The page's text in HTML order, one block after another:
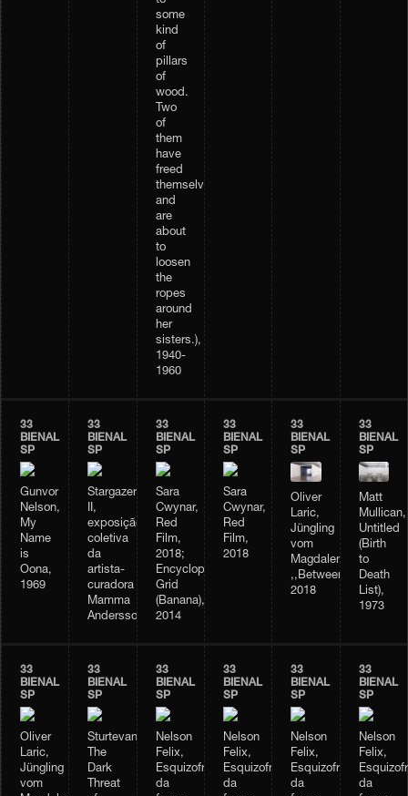
some
kind
of
pillars
of
wood.
Two
of
them
have
freed
themselves,
and
are
about
to
loosen
the
ropes
around
her
sisters.),
1940-
1960
33
BIENAL
SP
Gunvor
Nelson,
My
Name
is
Oona,
1969
33
BIENAL
SP
Stargazer
II,
exposição
coletiva
da
artista-
curadora
Mamma
Andersson
33
BIENAL
SP
Sara
Cwynar,
Red
Film,
2018;
Encyclopedia
Grid
(Banana),
2014
33
BIENAL
SP
Sara
Cwynar,
Red
Film,
2018
33
BIENAL
SP
Oliver
Laric,
Jüngling
vom
Magdalensberg;
,,Betweenness”,
2018
33
BIENAL
SP
Matt
Mullican,
Untitled
(Birth
to
Death
List),
1973
33
BIENAL
SP
Oliver
Laric,
Jüngling
vom
33
BIENAL
SP
Sturtevant,
The
Dark
Threat
33
BIENAL
SP
Nelson
Felix,
Esquizofrenia
da
33
BIENAL
SP
Nelson
Felix,
Esquizofrenia
da
33
BIENAL
SP
Nelson
Felix,
Esquizofrenia
da
33
BIENAL
SP
Nelson
Felix,
da